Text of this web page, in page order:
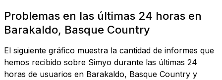
Problemas en las últimas 24 horas en
Barakaldo, Basque Country
El siguiente gráfico muestra la cantidad de informes que
hemos recibido sobre Simyo durante las últimas 24
horas de usuarios en Barakaldo, Basque Country y